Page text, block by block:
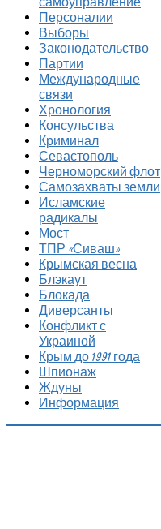
Персоналии
Выборы
Законодательство
Партии
Международные
связи
Хронология
Консульства
Криминал
Севастополь
Черноморский флот
Самозахваты земли
Исламские
радикалы
Мост
ТПР «Сиваш»
Крымская весна
Блэкаут
Блокада
Диверсанты
Конфликт с
Украиной
Крым до 1991 года
Шпионаж
Ждуны
Информация